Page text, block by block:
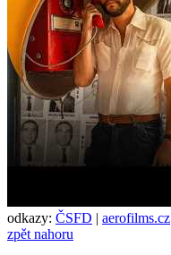
odkazy: ČSFD | aerofilms.cz
zpět nahoru